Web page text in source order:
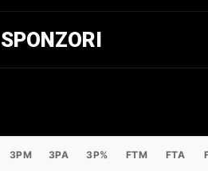
SPONZORI
3PM 3PA 3P% FTM FTA